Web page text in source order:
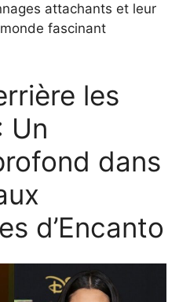
attachants et leur
fascinant
les
Un
dans
d’Encanto